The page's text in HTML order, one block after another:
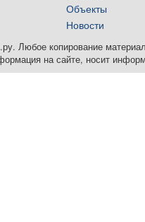
Объекты
Новости
Любое копирование
на сайте, носит